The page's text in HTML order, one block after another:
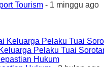
Tourism - 1 minggu ago
Pelaku Tuai